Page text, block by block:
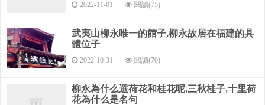
句既是徒自憑欄、希望成空的感喟，也是不見伊人、心曲
二字，若有萬千思緒。下片寫主人公為消釋離愁，決意痛
飲狂歌：“擬把疏狂
圖一醉”。但強顏為歡，終覺“無味”。從“擬把”到“無味”，
筆勢開闔動
2022-11-01 閱讀(75)
武夷山柳永唯一的館子,柳永故居在福建的具
體位子
2022-10-31 閱讀(70)
柳永為什么選荷花和桂花呢,三秋桂子,十里荷
花為什么是名句